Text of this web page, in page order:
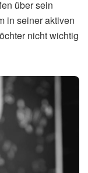
über sein
in seiner aktiven
nicht wichtig